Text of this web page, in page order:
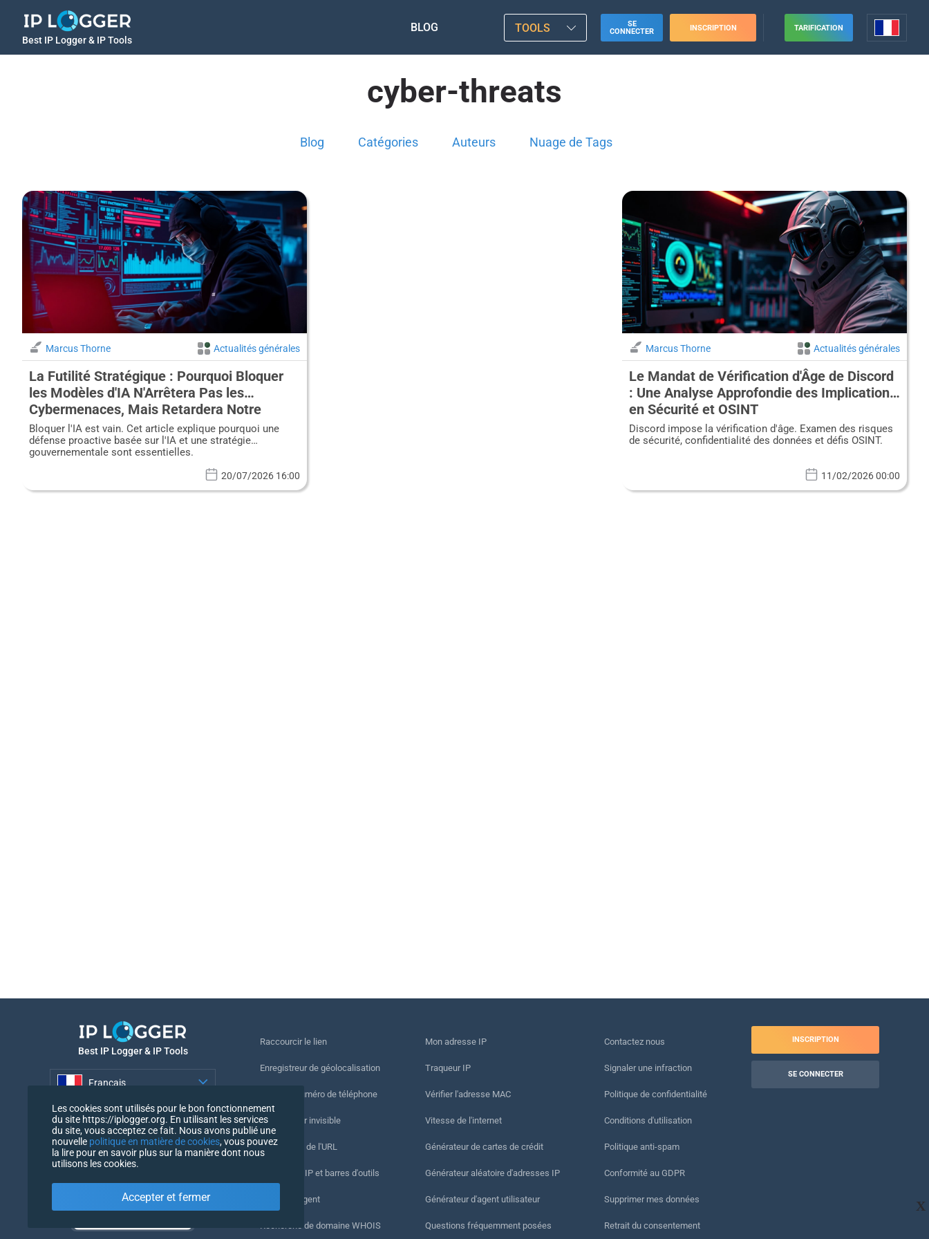
Best IP Logger & IP Tools
BLOG TOOLS
SE
CONNECTER
INSCRIPTION TARIFICATION
cyber-threats
Blog Catégories Auteurs Nuage de Tags
Marcus Thorne Actualités générales
La Futilité Stratégique : Pourquoi Bloquer
les Modèles d'IA N'Arrêtera Pas les
Cybermenaces, Mais Retardera Notre
Défense
Bloquer l'IA est vain. Cet article explique pourquoi une
défense proactive basée sur l'IA et une stratégie
gouvernementale sont essentielles.
20/07/2026 16:00
Marcus Thorne Actualités générales
Le Mandat de Vérification d'Âge de Discord
: Une Analyse Approfondie des Implications
en Sécurité et OSINT
Discord impose la vérification d'âge. Examen des risques
de sécurité, confidentialité des données et défis OSINT.
11/02/2026 00:00
X
Best IP Logger & IP Tools
Français
Français
Raccourcir le lien
Enregistreur de géolocalisation
Suivre le numéro de téléphone
Enregistreur invisible
Vérification de l'URL
Compteurs IP et barres d'outils
Mon UserAgent
Recherche de domaine WHOIS
Mon adresse IP
Traqueur IP
Vérifier l'adresse MAC
Vitesse de l'internet
Générateur de cartes de crédit
Générateur aléatoire d'adresses IP
Générateur d'agent utilisateur
Questions fréquemment posées
Contactez nous
Signaler une infraction
Politique de confidentialité
Conditions d'utilisation
Politique anti-spam
Conformité au GDPR
Supprimer mes données
Retrait du consentement
INSCRIPTION
SE CONNECTER
Les cookies sont utilisés pour le bon fonctionnement
du site https://iplogger.org. En utilisant les services
du site, vous acceptez ce fait. Nous avons publié une
nouvelle politique en matière de cookies, vous pouvez
la lire pour en savoir plus sur la manière dont nous
utilisons les cookies.
Accepter et fermer